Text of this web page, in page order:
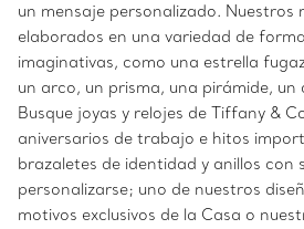
un mensaje personalizado. Nuestros
elaborados en una variedad de
imaginativas, como una estrella
un arco, un prisma, una pirámide, un
Busque joyas y relojes de Tiffany &
aniversarios de trabajo e hitos
brazaletes de identidad y anillos con
personalizarse; uno de nuestros
motivos exclusivos de la Casa o